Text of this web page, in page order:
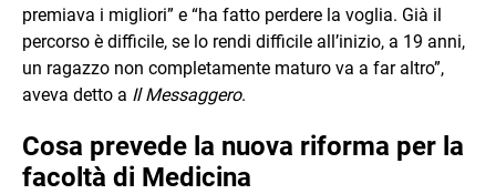
premiava i migliori” e “ha fatto perdere la voglia. Già il
percorso è difficile, se lo rendi difficile all’inizio, a 19 anni,
un ragazzo non completamente maturo va a far altro”,
aveva detto a Il Messaggero.
Cosa prevede la nuova riforma per la
facoltà di Medicina